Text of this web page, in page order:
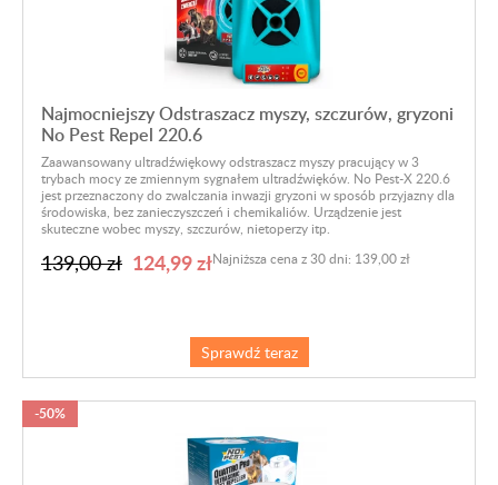
Najmocniejszy Odstraszacz myszy, szczurów, gryzoni
No Pest Repel 220.6
Zaawansowany ultradźwiękowy odstraszacz myszy pracujący w 3
trybach mocy ze zmiennym sygnałem ultradźwięków. No Pest-X 220.6
jest przeznaczony do zwalczania inwazji gryzoni w sposób przyjazny dla
środowiska, bez zanieczyszczeń i chemikaliów. Urządzenie jest
skuteczne wobec myszy, szczurów, nietoperzy itp.
139,00 zł 124,99 złNajniższa cena z 30 dni: 139,00 zł
Sprawdź teraz
-50%